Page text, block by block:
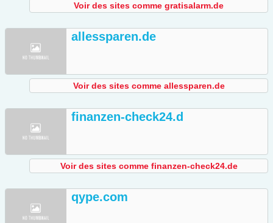
Voir des sites comme gratisalarm.de
allessparen.de
Voir des sites comme allessparen.de
finanzen-check24.d
Voir des sites comme finanzen-check24.de
qype.com